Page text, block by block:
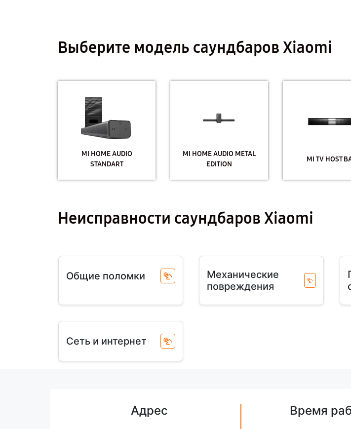
Выберите модель саундбаров Xiaomi
MI HOME AUDIO
STANDART
MI HOME AUDIO METAL
EDITION
MI TV HOST
Неисправности саундбаров Xiaomi
Общие поломки
Механические
повреждения
Сеть и интернет
Адрес Время